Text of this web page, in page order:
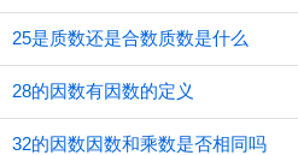
25是质数还是合数质数是什么
28的因数有因数的定义
32的因数因数和乘数是否相同吗